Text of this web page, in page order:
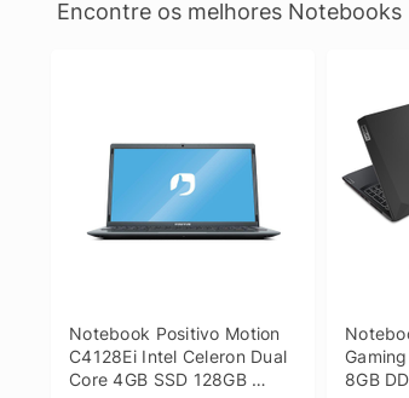
Encontre os melhores Notebooks
Notebook Positivo Motion
C4128Ei Intel Celeron Dual
Core 4GB SSD 128GB
8GB